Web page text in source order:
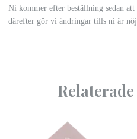
Ni kommer efter beställning sedan
därefter gör vi ändringar tills ni är